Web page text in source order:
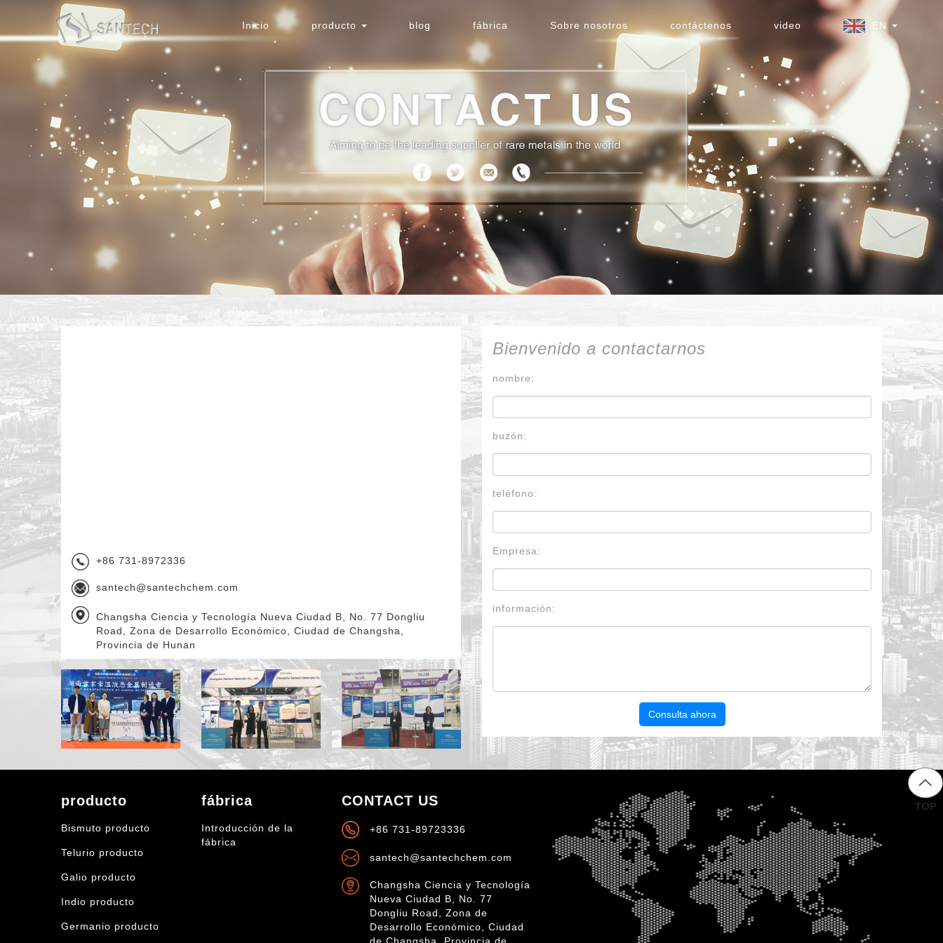
Inicio producto blog fábrica Sobre nosotros contáctenos video EN
+86 731-8972336
santech@santechchem.com
Changsha Ciencia y Tecnología Nueva Ciudad B, No. 77 Dongliu
Road, Zona de Desarrollo Económico, Ciudad de Changsha,
Provincia de Hunan
Bienvenido a contactarnos
nombre:
buzón:
teléfono:
Empresa:
información:
Consulta ahora
producto
Bismuto producto
Telurio producto
Galio producto
Indio producto
Germanio producto
fábrica
Introducción de la
fábrica
CONTACT US
+86 731-89723336
santech@santechchem.com
Changsha Ciencia y Tecnología
Nueva Ciudad B, No. 77
Dongliu Road, Zona de
Desarrollo Económico, Ciudad